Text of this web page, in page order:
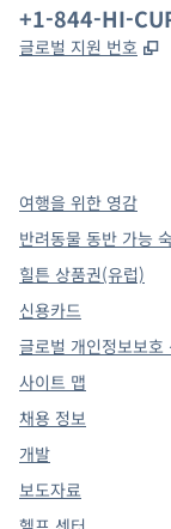
전화:
+1-844-HI-
글로벌 지원 번호 ,
여행을 위한 영감
반려동물 동반 가능
힐튼 상품권(유럽)
신용카드
글로벌 개인정보보호
사이트 맵
채용 정보
개발
보도자료